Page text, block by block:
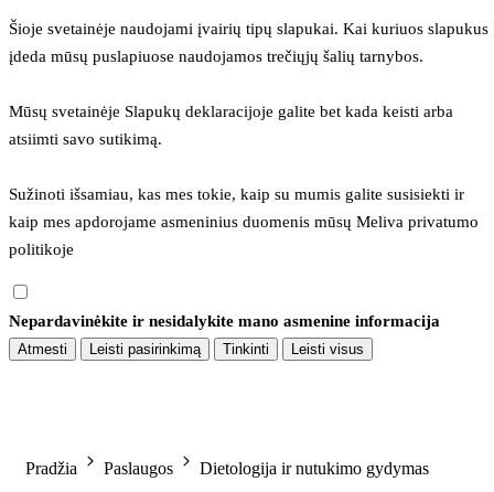
Šioje svetainėje naudojami įvairių tipų slapukai. Kai kuriuos slapukus
įdeda mūsų puslapiuose naudojamos trečiųjų šalių tarnybos.
Mūsų svetainėje Slapukų deklaracijoje galite bet kada keisti arba
atsiimti savo sutikimą.
Sužinoti išsamiau, kas mes tokie, kaip su mumis galite susisiekti ir
kaip mes apdorojame asmeninius duomenis mūsų Meliva privatumo
politikoje
Nepardavinėkite ir nesidalykite mano asmenine informacija
Atmesti Leisti pasirinkimą Tinkinti Leisti visus
Pradžia Paslaugos Dietologija ir nutukimo gydymas